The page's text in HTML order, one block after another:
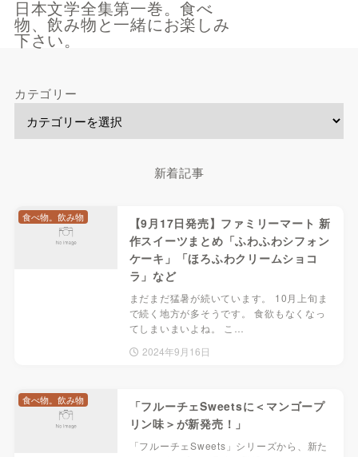
日本文学全集第一巻。食べ
物、飲み物と一緒にお楽しみ
下さい。
カテゴリー
新着記事
【9月17日発売】ファミリーマート 新
作スイーツまとめ「ふわふわシフォン
ケーキ」「ほろふわクリームショコ
ラ」など
まだまだ猛暑が続いています。 10月上旬ま
で続く地方が多そうです。 食欲もなくなっ
てしまいまいよね。 こ…
2024年9月16日
食べ物。飲み物
「フルーチェSweetsに＜マンゴープ
リン味＞が新発売！」
「フルーチェSweets」シリーズから、新た
食べ物。飲み物